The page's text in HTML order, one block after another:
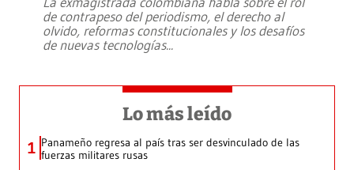
de contrapeso del periodismo, el derecho al
olvido, reformas constitucionales y los desafíos
de nuevas tecnologías...
Lo más leído
1 Panameño regresa al país tras ser desvinculado de las
fuerzas militares rusas